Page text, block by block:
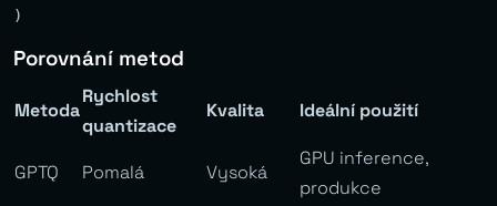
Porovnání metod
Metoda
Rychlost
quantizace
Kvalita Ideální použití
GPTQ Pomalá Vysoká
GPU inference,
produkce